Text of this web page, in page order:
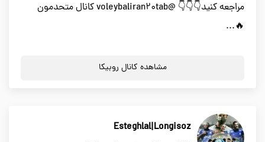
مراجعه کنید👇👇👇 @voleybaliran20tab کانال متحدمون
🔥...
مشاهده کانال روبیکا
Esteghlal|Longisoz